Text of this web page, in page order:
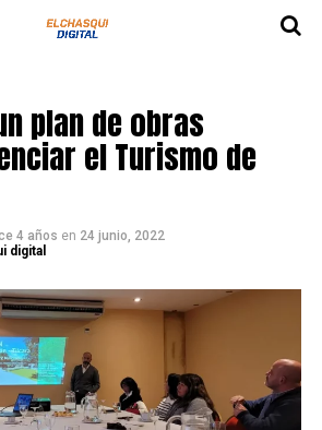
plan de obras
el Turismo de
4 años en 24 junio, 2022
digital